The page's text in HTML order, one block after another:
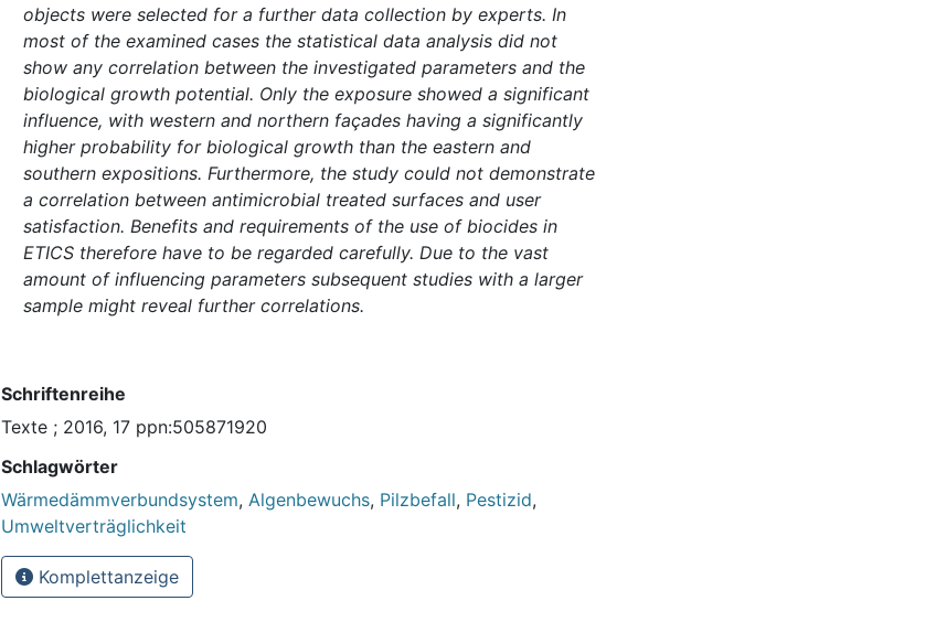
objects were selected for a further data collection by experts. In
most of the examined cases the statistical data analysis did not
show any correlation between the investigated parameters and the
biological growth potential. Only the exposure showed a significant
influence, with western and northern façades having a significantly
higher probability for biological growth than the eastern and
southern expositions. Furthermore, the study could not demonstrate
a correlation between antimicrobial treated surfaces and user
satisfaction. Benefits and requirements of the use of biocides in
ETICS therefore have to be regarded carefully. Due to the vast
amount of influencing parameters subsequent studies with a larger
sample might reveal further correlations.
Schriftenreihe
Texte ; 2016, 17 ppn:505871920
Schlagwörter
Wärmedämmverbundsystem, Algenbewuchs, Pilzbefall, Pestizid,
Umweltverträglichkeit
Komplettanzeige